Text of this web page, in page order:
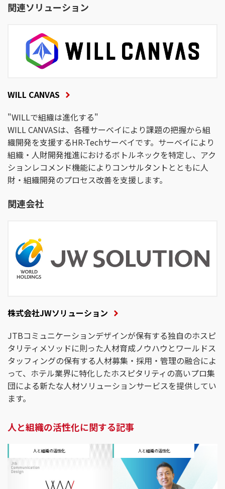
関連ソリューション
WILL CANVAS
"WILLで組織は進化する"
WILL CANVASは、各種サーベイにより課題の把握から組
織開発を支援するHR-Techサーベイです。サーベイにより
組織・人財開発推進におけるボトルネックを特定し、アク
ションレコメンド機能によりコンサルタントとともに人
財・組織開発のプロセス改善を支援します。
関連会社
株式会社JWソリューション
JTBコミュニケーションデザインが保有する独⾃のホスピ
タリティメソッドに則った⼈材育成ノウハウとワールドス
タッフィングの保有する⼈材募集・採⽤・管理の融合によ
って、ホテル業界に特化したホスピタリティの⾼いプロ集
団による新たな⼈材ソリューションサービスを提供してい
ます。
人と組織の活性化に関する記事
人と組織の活性化 人と組織の活性化